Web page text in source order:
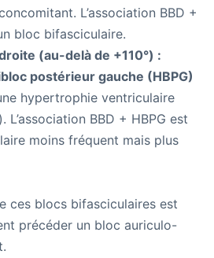
L’association BBD +
bloc bifasciculaire.
(au-delà de +110°) :
postérieur gauche (HBPG)
hypertrophie ventriculaire
BBD + HBPG est
moins fréquent mais plus
ces blocs bifasciculaires est
précéder un bloc auriculo-